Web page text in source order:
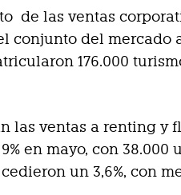
de las ventas
conjunto del mercado
176.000
las ventas a renting y
en mayo, con
un 3,6%, con